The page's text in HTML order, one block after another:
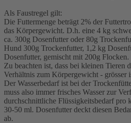
Als Faustregel gilt:
Die Futtermenge beträgt 2% der
das Körpergewicht. D.h. eine 4 kg
ca. 300g Dosenfutter oder 80g
Hund 300g Trockenfutter, 1,2 kg
Dosenfutter, gemischt mit 200g Flocken.
Zu beachten ist, dass bei kleinen Tieren
Verhältnis zum Körpergewicht - grösser
Der Wasserbedarf ist bei der
muss also immer frisches Wasser zur
durchschnittliche Flüssigkeitsbedarf pro
30-50 ml. Dosenfutter deckt diesen
ab.